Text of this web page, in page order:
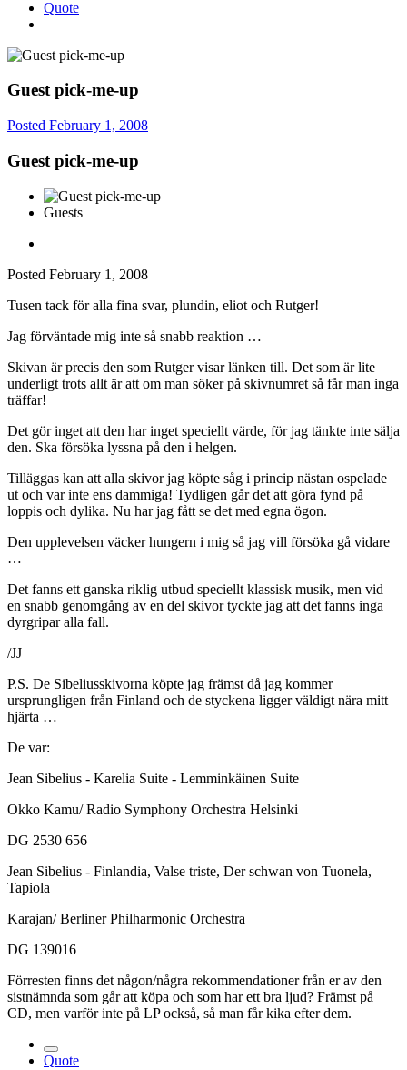
Quote
Guest pick-me-up
Posted February 1, 2008
Guest pick-me-up
Guests
Posted February 1, 2008
Tusen tack för alla fina svar, plundin, eliot och Rutger!
Jag förväntade mig inte så snabb reaktion …
Skivan är precis den som Rutger visar länken till. Det som är lite
underligt trots allt är att om man söker på skivnumret så får man inga
träffar!
Det gör inget att den har inget speciellt värde, för jag tänkte inte sälja
den. Ska försöka lyssna på den i helgen.
Tilläggas kan att alla skivor jag köpte såg i princip nästan ospelade
ut och var inte ens dammiga! Tydligen går det att göra fynd på
loppis och dylika. Nu har jag fått se det med egna ögon.
Den upplevelsen väcker hungern i mig så jag vill försöka gå vidare
…
Det fanns ett ganska riklig utbud speciellt klassisk musik, men vid
en snabb genomgång av en del skivor tyckte jag att det fanns inga
dyrgripar alla fall.
/JJ
P.S. De Sibeliusskivorna köpte jag främst då jag kommer
ursprungligen från Finland och de styckena ligger väldigt nära mitt
hjärta …
De var:
Jean Sibelius - Karelia Suite - Lemminkäinen Suite
Okko Kamu/ Radio Symphony Orchestra Helsinki
DG 2530 656
Jean Sibelius - Finlandia, Valse triste, Der schwan von Tuonela,
Tapiola
Karajan/ Berliner Philharmonic Orchestra
DG 139016
Förresten finns det någon/några rekommendationer från er av den
sistnämnda som går att köpa och som har ett bra ljud? Främst på
CD, men varför inte på LP också, så man får kika efter dem.
Quote